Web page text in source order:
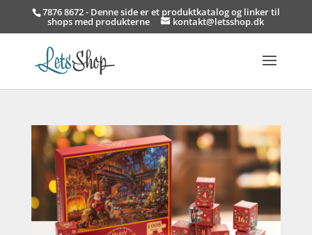
7876 8672 - Denne side er et produktkatalog og linker til
shops med produkterne kontakt@letsshop.dk